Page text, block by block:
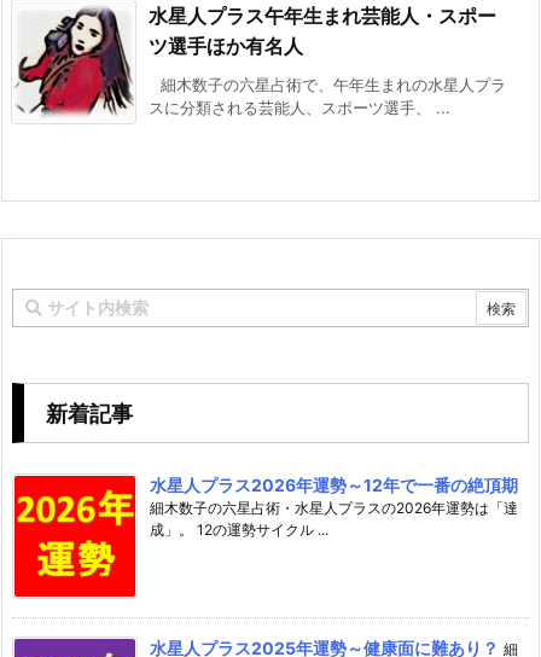
水星人プラス午年生まれ芸能人・スポー
ツ選手ほか有名人
細木数子の六星占術で、午年生まれの水星人プラ
スに分類される芸能人、スポーツ選手、 ...
新着記事
水星人プラス2026年運勢～12年で一番の絶頂期
細木数子の六星占術・水星人プラスの2026年運勢は「達
成」。 12の運勢サイクル ...
水星人プラス2025年運勢～健康面に難あり？ 細